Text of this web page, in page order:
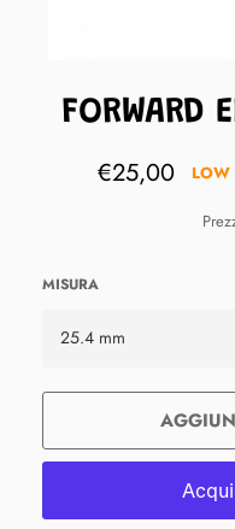
FORWARD
Prezzo
di
€25,00 LOW
MISURA